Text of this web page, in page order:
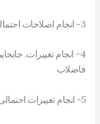
3- انجام اصلاحات احتمالی در کف سازی و تیغه چینی
4- انجام تغییرات,
فاضلاب
5- انجام تغییرات احتمالی در سیم کشی سرویس بهداشتی